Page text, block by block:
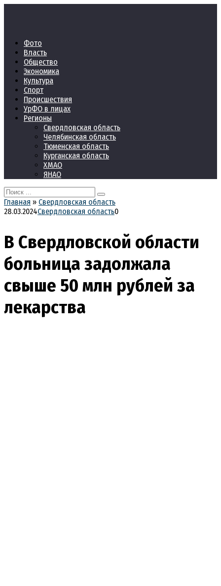
Фото
Власть
Общество
Экономика
Культура
Спорт
Происшествия
УрФО в лицах
Регионы
Свердловская область
Челябинская область
Тюменская область
Курганская область
ХМАО
ЯНАО
Search
for:
Главная » Свердловская область
28.03.2024Свердловская область0
В Свердловской области
больница задолжала
свыше 50 млн рублей за
лекарства